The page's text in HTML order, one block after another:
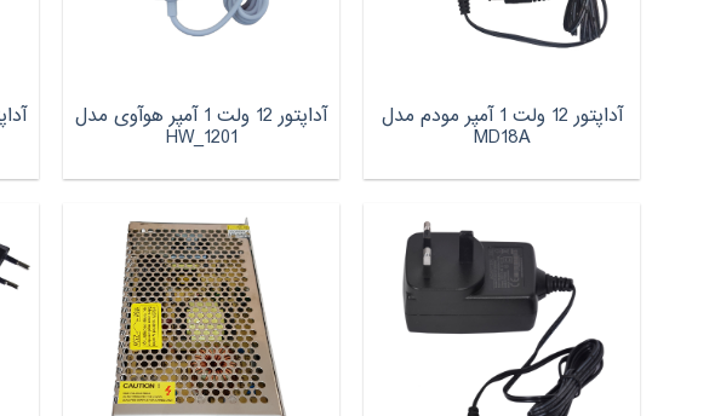
آداپتور 12 ولت 1 آمپر مودم مدل
MD18A
آداپتور 12 ولت 1‌ آمپر هوآوی مدل
HW_1201